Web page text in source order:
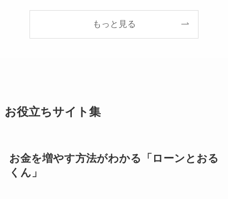
もっと見る
お役立ちサイト集
お金を増やす方法がわかる「ローンとおる
くん」